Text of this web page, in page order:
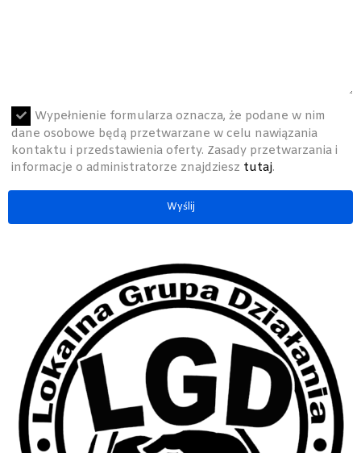
Wypełnienie formularza oznacza, że podane w nim
dane osobowe będą przetwarzane w celu nawiązania
kontaktu i przedstawienia oferty. Zasady przetwarzania i
informacje o administratorze znajdziesz tutaj.